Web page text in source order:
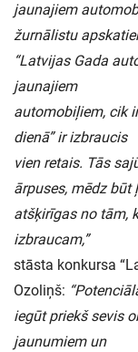
jaunajiem
žurnālistu
“Latvijas Gada
jaunajiem
automobiļiem, cik
dienā” ir izbraucis
vien retais. Tās
ārpuses, mēdz būt
atšķirīgas no tām,
izbraucam,”
stāsta konkursa
Ozoliņš:
iegūt priekš sevis
jaunumiem un